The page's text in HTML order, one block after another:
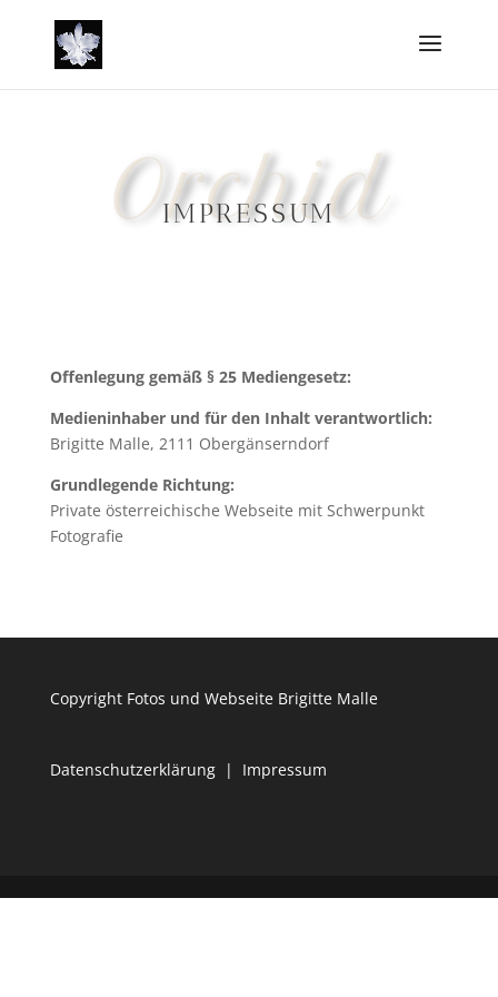
Orchid
IMPRESSUM
Offenlegung gemäß § 25 Mediengesetz:
Medieninhaber und für den Inhalt verantwortlich:
Brigitte Malle, 2111 Obergänserndorf
Grundlegende Richtung:
Private österreichische Webseite mit Schwerpunkt
Fotografie
Copyright Fotos und Webseite Brigitte Malle
Datenschutzerklärung| Impressum